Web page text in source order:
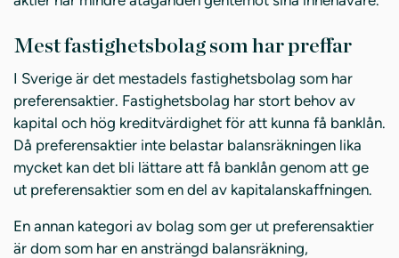
Mest fastighetsbolag som har preffar
I Sverige är det mestadels fastighetsbolag som har
preferensaktier. Fastighetsbolag har stort behov av
kapital och hög kreditvärdighet för att kunna få banklån.
Då preferensaktier inte belastar balansräkningen lika
mycket kan det bli lättare att få banklån genom att ge
ut preferensaktier som en del av kapitalanskaffningen.
En annan kategori av bolag som ger ut preferensaktier
är dom som har en ansträngd balansräkning,